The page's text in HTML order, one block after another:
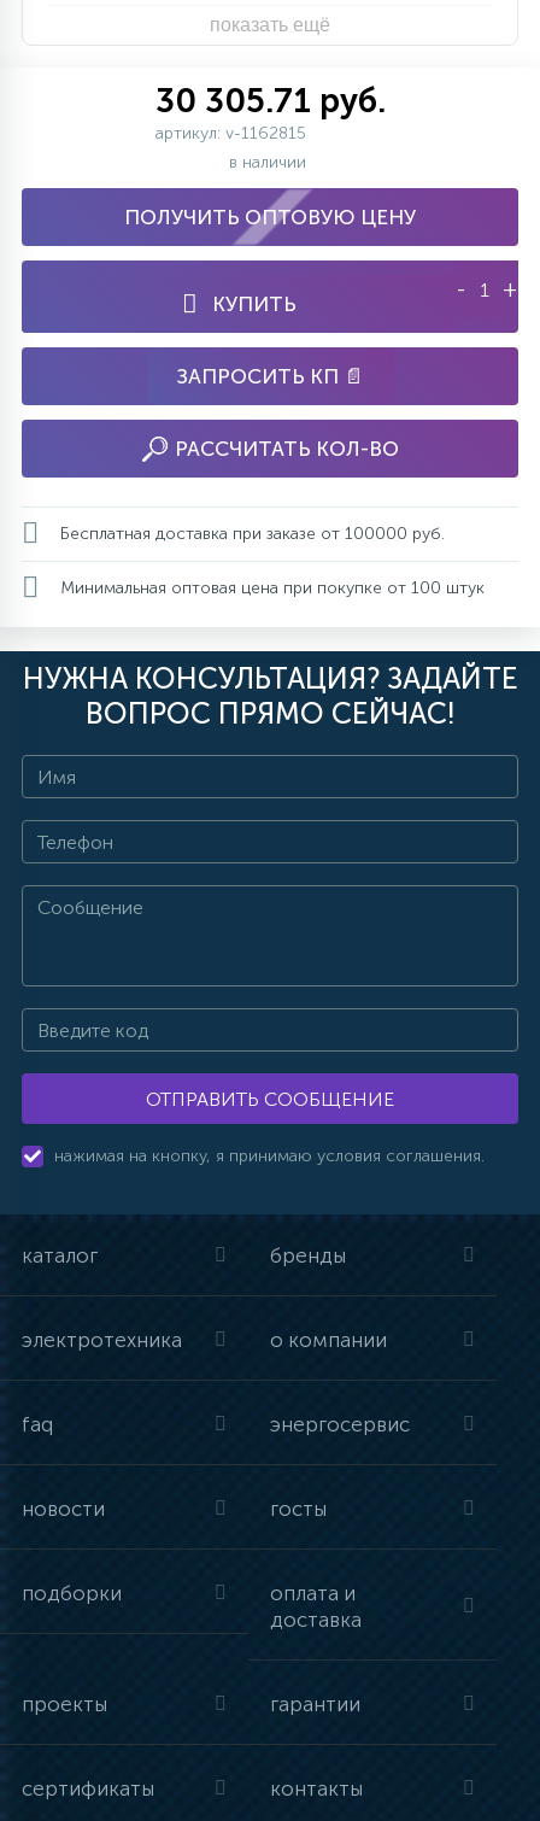
показать ещё
30 305.71 руб.
артикул: v-1162815
в наличии
ПОЛУЧИТЬ ОПТОВУЮ ЦЕНУ
КУПИТЬ
- +
ЗАПРОСИТЬ КП 📄
РАССЧИТАТЬ КОЛ-ВО
Бесплатная доставка при заказе от 100000 руб.
Минимальная оптовая цена при покупке от 100 штук
НУЖНА КОНСУЛЬТАЦИЯ? ЗАДАЙТЕ
ВОПРОС ПРЯМО СЕЙЧАС!
ОТПРАВИТЬ СООБЩЕНИЕ
нажимая на кнопку, я принимаю условия соглашения.
каталог бренды
электротехника о компании
faq энергосервис
новости госты
подборки
оплата и
доставка
проекты гарантии
сертификаты контакты